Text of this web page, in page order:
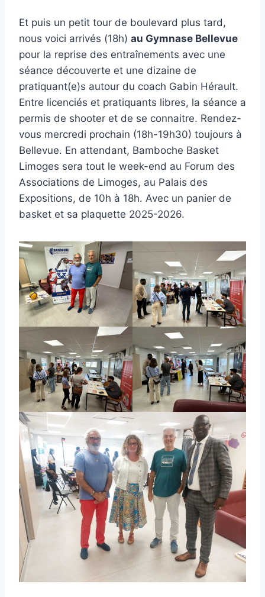
Et puis un petit tour de boulevard plus tard,
nous voici arrivés (18h) au Gymnase Bellevue
pour la reprise des entraînements avec une
séance découverte et une dizaine de
pratiquant(e)s autour du coach Gabin Hérault.
Entre licenciés et pratiquants libres, la séance a
permis de shooter et de se connaitre. Rendez-
vous mercredi prochain (18h-19h30) toujours à
Bellevue. En attendant, Bamboche Basket
Limoges sera tout le week-end au Forum des
Associations de Limoges, au Palais des
Expositions, de 10h à 18h. Avec un panier de
basket et sa plaquette 2025-2026.